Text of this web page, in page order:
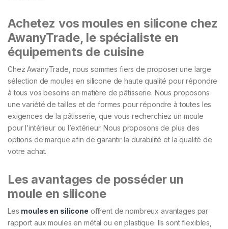
Achetez vos moules en silicone chez
AwanyTrade, le spécialiste en
équipements de cuisine
Chez AwanyTrade, nous sommes fiers de proposer une large
sélection de moules en silicone de haute qualité pour répondre
à tous vos besoins en matière de pâtisserie. Nous proposons
une variété de tailles et de formes pour répondre à toutes les
exigences de la pâtisserie, que vous recherchiez un moule
pour l’intérieur ou l’extérieur. Nous proposons de plus des
options de marque afin de garantir la durabilité et la qualité de
votre achat.
Les avantages de posséder un
moule en silicone
Les moules en silicone offrent de nombreux avantages par
rapport aux moules en métal ou en plastique. Ils sont flexibles,